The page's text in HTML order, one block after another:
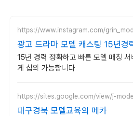
https://www.instagram.com/
광고 드라마 모델 캐스팅 15년경
15년 경력 정확하고 빠른 모델 매칭
게 섭외 가능합니다
https://sites.google.com/view/j-
대구경북 모델교육의 메카